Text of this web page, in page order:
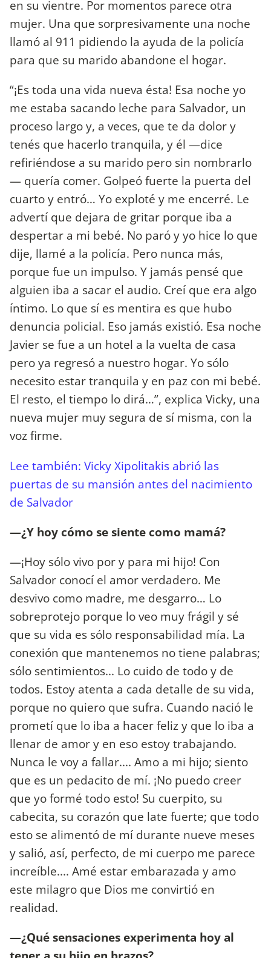
en su vientre. Por momentos parece otra
mujer. Una que sorpresivamente una noche
llamó al 911 pidiendo la ayuda de la policía
para que su marido abandone el hogar.
“¡Es toda una vida nueva ésta! Esa noche yo
me estaba sacando leche para Salvador, un
proceso largo y, a veces, que te da dolor y
tenés que hacerlo tranquila, y él —dice
refiriéndose a su marido pero sin nombrarlo
— quería comer. Golpeó fuerte la puerta del
cuarto y entró… Yo exploté y me encerré. Le
advertí que dejara de gritar porque iba a
despertar a mi bebé. No paró y yo hice lo que
dije, llamé a la policía. Pero nunca más,
porque fue un impulso. Y jamás pensé que
alguien iba a sacar el audio. Creí que era algo
íntimo. Lo que sí es mentira es que hubo
denuncia policial. Eso jamás existió. Esa noche
Javier se fue a un hotel a la vuelta de casa
pero ya regresó a nuestro hogar. Yo sólo
necesito estar tranquila y en paz con mi bebé.
El resto, el tiempo lo dirá…”, explica Vicky, una
nueva mujer muy segura de sí misma, con la
voz firme.
Lee también: Vicky Xipolitakis abrió las
puertas de su mansión antes del nacimiento
de Salvador
—¿Y hoy cómo se siente como mamá?
—¡Hoy sólo vivo por y para mi hijo! Con
Salvador conocí el amor verdadero. Me
desvivo como madre, me desgarro… Lo
sobreprotejo porque lo veo muy frágil y sé
que su vida es sólo responsabilidad mía. La
conexión que mantenemos no tiene palabras;
sólo sentimientos... Lo cuido de todo y de
todos. Estoy atenta a cada detalle de su vida,
porque no quiero que sufra. Cuando nació le
prometí que lo iba a hacer feliz y que lo iba a
llenar de amor y en eso estoy trabajando.
Nunca le voy a fallar.... Amo a mi hijo; siento
que es un pedacito de mí. ¡No puedo creer
que yo formé todo esto! Su cuerpito, su
cabecita, su corazón que late fuerte; que todo
esto se alimentó de mí durante nueve meses
y salió, así, perfecto, de mi cuerpo me parece
increíble.... Amé estar embarazada y amo
este milagro que Dios me convirtió en
realidad.
—¿Qué sensaciones experimenta hoy al